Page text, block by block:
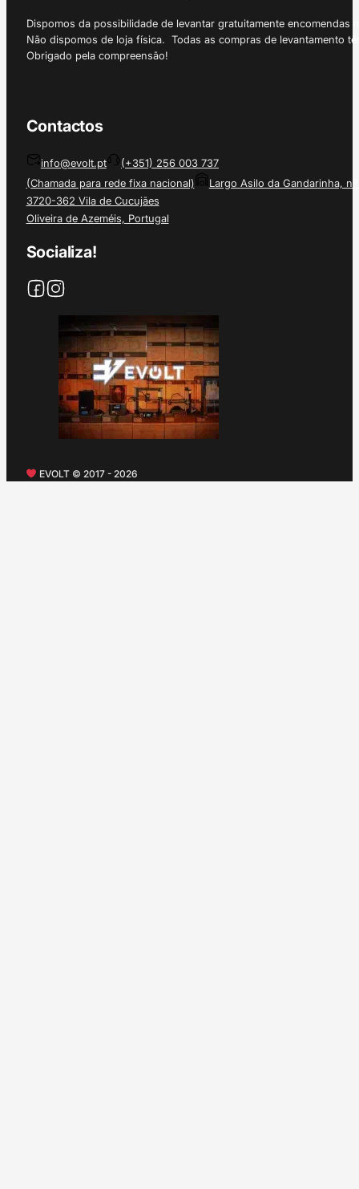
Dispomos da possibilidade de levantar gratuitamente
Não dispomos de loja física. Todas as compras de levantamento
Obrigado pela compreensão!
Contactos
info@evolt.pt
(+351) 256 003 737
(Chamada para rede fixa nacional)
Largo Asilo da Gandarinha, nº
3720-362 Vila de Cucujães
Oliveira de Azeméis, Portugal
Socializa!
EVOLT © 2017 - 2026